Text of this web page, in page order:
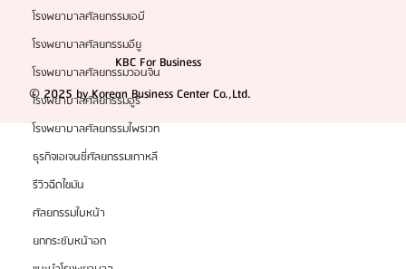
โรงพยาบาลศัลยกรรมเอบี
โรงพยาบาลศัลยกรรมอียู
โรงพยาบาลศัลยกรรมวอนจิน
โรงพยาบาลศัลยกรรมอูรี
โรงพยาบาลศัลยกรรมไพรเวท
ธุรกิจเอเจนซี่ศัลยกรรมเกาหลี
รีวิวฉีดไขมัน
ศัลยกรรมใบหน้า
ยกกระชับหน้าอก
KBC For Business
© 2025 by Korean Business Center Co.,Ltd.